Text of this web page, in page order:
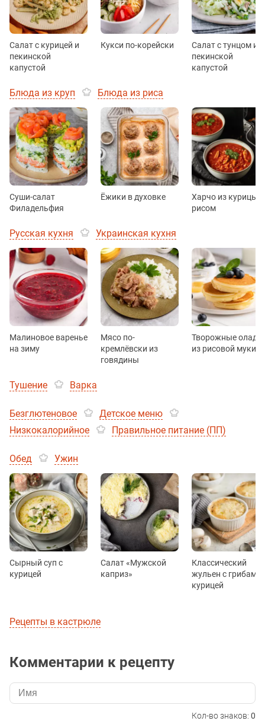
Салат с курицей и
пекинской
капустой
Кукси по-корейски
Салат с тунцом и
пекинской
капустой
Блюда из круп Блюда из риса
Суши-салат
Филадельфия
Ёжики в духовке
Харчо из курицы с
рисом
Русская кухня Украинская кухня
Малиновое варенье
на зиму
Мясо по-
кремлёвски из
говядины
Творожные
из рисовой муки
Тушение Варка
Безглютеновое
Детское меню
Низкокалорийное
Правильное питание (ПП)
Обед Ужин
Сырный суп с
курицей
Салат «Мужской
каприз»
Классический
жульен с грибами
курицей
Рецепты в кастрюле
Комментарии к рецепту
Кол-во знаков: 0